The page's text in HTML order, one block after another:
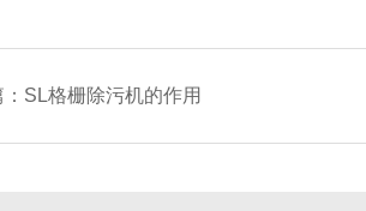
SL格栅除污机的作用